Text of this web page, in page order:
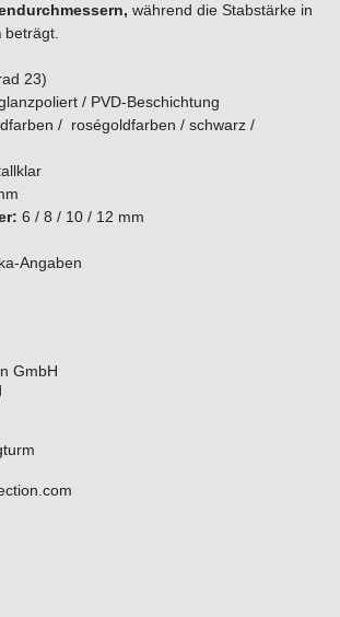
während die Stabstärke in
beträgt.
23)
/ PVD-Beschichtung
/ roségoldfarben / schwarz /
6 / 8 / 10 / 12 mm
Angaben
GmbH